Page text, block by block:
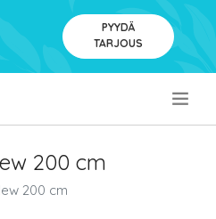
PYYDÄ
TARJOUS
200 cm
200 cm